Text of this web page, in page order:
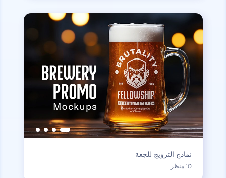
نماذج الترويج للجعة
10 منظر